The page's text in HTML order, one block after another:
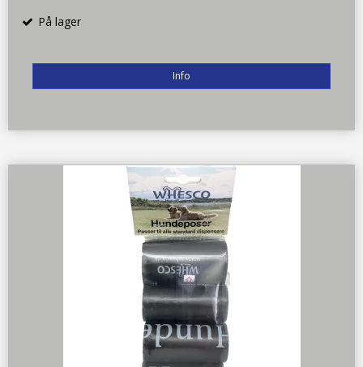
På lager
Info